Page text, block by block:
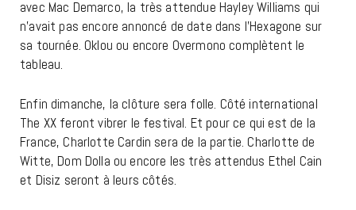
avec Mac Demarco, la très attendue Hayley Williams qui
n’avait pas encore annoncé de date dans l’Hexagone sur
sa tournée. Oklou ou encore Overmono complètent le
tableau.
Enfin dimanche, la clôture sera folle. Côté international
The XX feront vibrer le festival. Et pour ce qui est de la
France, Charlotte Cardin sera de la partie. Charlotte de
Witte, Dom Dolla ou encore les très attendus Ethel Cain
et Disiz seront à leurs côtés.